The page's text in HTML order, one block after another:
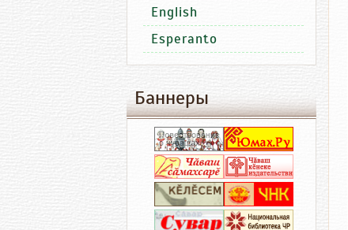
English
Esperanto
Баннеры